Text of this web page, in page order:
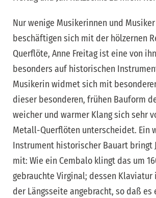
Nur wenige Musikerinnen und
beschäftigen sich mit der hölzernen
Querflöte, Anne Freitag ist eine von
besonders auf historischen
Musikerin widmet sich mit
dieser besonderen, frühen Bauform
weicher und warmer Klang sich sehr
Metall-Querflöten unterscheidet. Ein
Instrument historischer Bauart bringt
mit: Wie ein Cembalo klingt das um
gebrauchte Virginal; dessen Klaviatur
der Längsseite angebracht, so daß es